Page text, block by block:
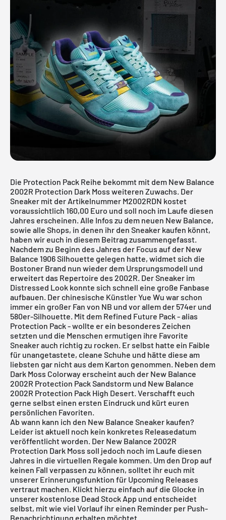
Die Protection Pack Reihe bekommt mit dem New Balance
2002R Protection Dark Moss weiteren Zuwachs. Der
Sneaker mit der Artikelnummer M2002RDN kostet
voraussichtlich 160,00 Euro und soll noch im Laufe diesen
Jahres erscheinen. Alle Infos zu dem neuen New Balance,
sowie alle Shops, in denen ihr den Sneaker kaufen könnt,
haben wir euch in diesem Beitrag zusammengefasst.
Nachdem zu Beginn des Jahres der Focus auf der New
Balance 1906Silhouette gelegen hatte, widmet sich die
Bostoner Brand nun wieder dem Ursprungsmodell und
erweitert das Repertoire des 2002R. Der Sneaker im
Distressed Look konnte sich schnell eine große Fanbase
aufbauen. Der chinesische Künstler Yue Wu war schon
immer ein großer Fan von NB und vor allem der 574er und
580er-Silhouette. Mit dem Refined Future Pack - alias
Protection Pack - wollte er ein besonderes Zeichen
setzten und die Menschen ermutigen ihre Favorite
Sneaker auch richtig zu rocken. Er selbst hatte ein Faible
für unangetastete, cleane Schuhe und hätte diese am
liebsten gar nicht aus dem Karton genommen. Neben dem
Dark Moss Colorway erscheint auch der New Balance
2002R Protection Pack Sandstorm und New Balance
2002R Protection Pack High Desert. Verschafft euch
gerne selbst einen ersten Eindruck und kürt euren
persönlichen Favoriten.
Ab wann kann ich den New Balance Sneaker kaufen?
Leider ist aktuell noch kein konkretes Releasedatum
veröffentlicht worden. Der New Balance 2002R
Protection Dark Moss soll jedoch noch im Laufe diesen
Jahres in die virtuellen Regale kommen. Um den Drop auf
keinen Fall verpassen zu können, solltet ihr euch mit
unserer Erinnerungsfunktion für Upcoming Releases
vertraut machen. Klickt hierzu einfach auf die Glocke in
unserer kostenlose Dead Stock App und entscheidet
selbst, mit wie viel Vorlauf ihr einen Reminder per Push-
Benachrichtigung erhalten möchtet.